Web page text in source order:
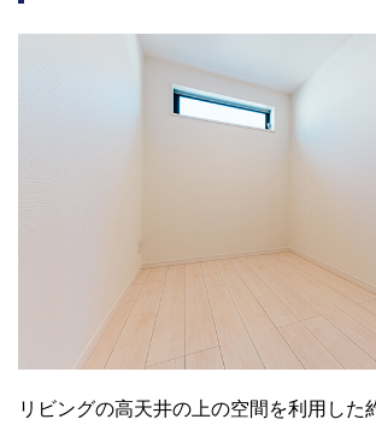
リビングの高天井の上の空間を利用した